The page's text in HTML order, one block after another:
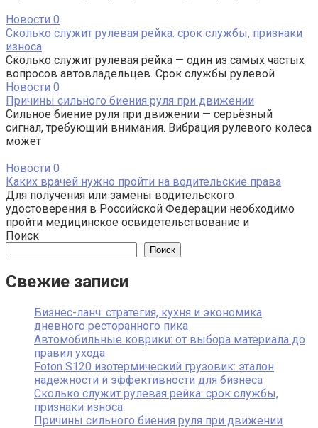
Новости 0
Сколько служит рулевая рейка: срок службы, признаки
износа
Сколько служит рулевая рейка — один из самых частых
вопросов автовладельцев. Срок службы рулевой
Новости 0
Причины сильного биения руля при движении
Сильное биение руля при движении — серьёзный
сигнал, требующий внимания. Вибрация рулевого колеса
может
Новости 0
Каких врачей нужно пройти на водительские права
Для получения или замены водительского
удостоверения в Российской Федерации необходимо
пройти медицинское освидетельствование и
Поиск
Поиск
Свежие записи
Бизнес-ланч: стратегия, кухня и экономика
дневного ресторанного пика
Автомобильные коврики: от выбора материала до
правил ухода
Foton S120 изотермический грузовик: эталон
надежности и эффективности для бизнеса
Сколько служит рулевая рейка: срок службы,
признаки износа
Причины сильного биения руля при движении